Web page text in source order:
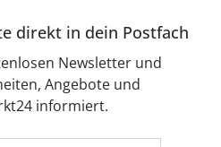
direkt in dein Postfach
Newsletter und
Angebote und
informiert.